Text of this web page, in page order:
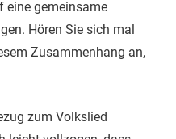
eine gemeinsame
Hören Sie sich mal
Zusammenhang an,
zum Volkslied